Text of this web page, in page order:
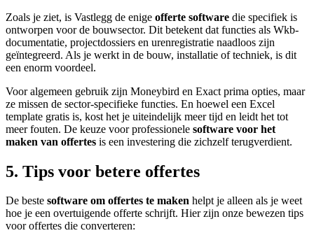
Zoals je ziet, is Vastlegg de enige offerte software die specifiek is
ontworpen voor de bouwsector. Dit betekent dat functies als Wkb-
documentatie, projectdossiers en urenregistratie naadloos zijn
geïntegreerd. Als je werkt in de bouw, installatie of techniek, is dit
een enorm voordeel.
Voor algemeen gebruik zijn Moneybird en Exact prima opties, maar
ze missen de sector-specifieke functies. En hoewel een Excel
template gratis is, kost het je uiteindelijk meer tijd en leidt het tot
meer fouten. De keuze voor professionele software voor het
maken van offertes is een investering die zichzelf terugverdient.
5. Tips voor betere offertes
De beste software om offertes te maken helpt je alleen als je weet
hoe je een overtuigende offerte schrijft. Hier zijn onze bewezen tips
voor offertes die converteren: